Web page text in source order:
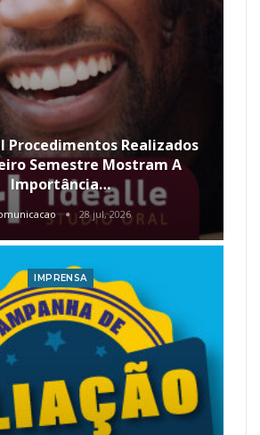
Procedimentos Realizados
Semestre Mostram A
Importância…
28 jul, 2026
IMPRENSA